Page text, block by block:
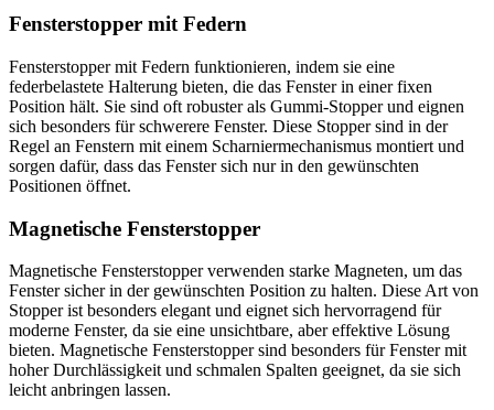
Fensterstopper mit Federn
Fensterstopper mit Federn funktionieren, indem sie eine
federbelastete Halterung bieten, die das Fenster in einer fixen
Position hält. Sie sind oft robuster als Gummi-Stopper und eignen
sich besonders für schwerere Fenster. Diese Stopper sind in der
Regel an Fenstern mit einem Scharniermechanismus montiert und
sorgen dafür, dass das Fenster sich nur in den gewünschten
Positionen öffnet.
Magnetische Fensterstopper
Magnetische Fensterstopper verwenden starke Magneten, um das
Fenster sicher in der gewünschten Position zu halten. Diese Art von
Stopper ist besonders elegant und eignet sich hervorragend für
moderne Fenster, da sie eine unsichtbare, aber effektive Lösung
bieten. Magnetische Fensterstopper sind besonders für Fenster mit
hoher Durchlässigkeit und schmalen Spalten geeignet, da sie sich
leicht anbringen lassen.